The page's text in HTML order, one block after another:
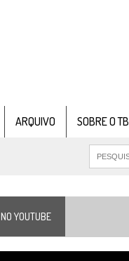
ARQUIVO SOBRE O TB
YOUTUBE